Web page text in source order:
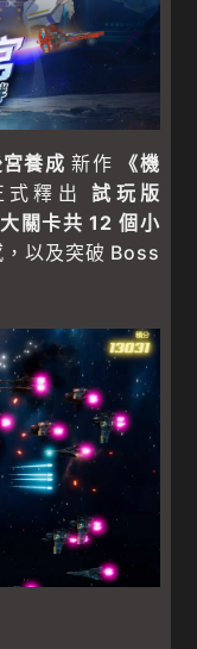
養成 新作
《機
式釋出試玩版
關卡共 12 個小
，以及突破 Boss